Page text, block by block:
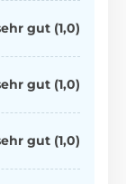
gut (1,0)
gut (1,0)
gut (1,0)